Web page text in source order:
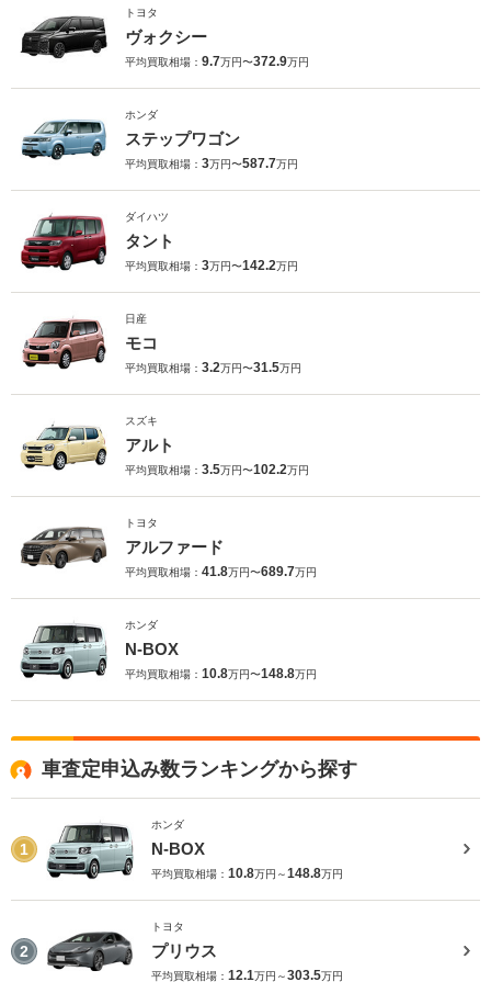
トヨタ
ヴォクシー
平均買取相場： 9.7万円〜372.9万円
ホンダ
ステップワゴン
平均買取相場： 3万円〜587.7万円
ダイハツ
タント
平均買取相場： 3万円〜142.2万円
日産
モコ
平均買取相場： 3.2万円〜31.5万円
スズキ
アルト
平均買取相場： 3.5万円〜102.2万円
トヨタ
アルファード
平均買取相場： 41.8万円〜689.7万円
ホンダ
N-BOX
平均買取相場： 10.8万円〜148.8万円
車査定申込み数ランキングから探す
1
ホンダ
N-BOX
平均買取相場： 10.8万円～148.8万円
2
トヨタ
プリウス
平均買取相場： 12.1万円～303.5万円